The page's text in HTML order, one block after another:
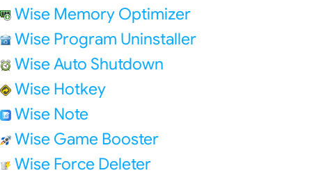
Wise Memory Optimizer
Wise Program Uninstaller
Wise Auto Shutdown
Wise Hotkey
Wise Note
Wise Game Booster
Wise Force Deleter